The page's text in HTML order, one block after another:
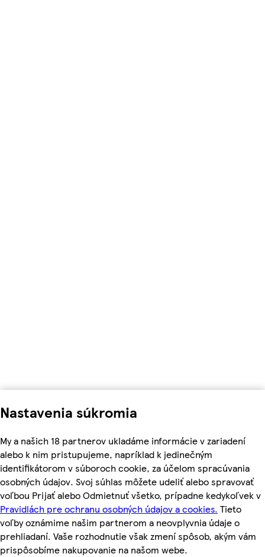
Nastavenia súkromia
My a našich 18 partnerov ukladáme informácie v zariadení
alebo k nim pristupujeme, napríklad k jedinečným
identifikátorom v súboroch cookie, za účelom spracúvania
osobných údajov. Svoj súhlas môžete udeliť alebo spravovať
voľbou Prijať alebo Odmietnuť všetko, prípadne kedykoľvek v
Pravidlách pre ochranu osobných údajov a cookies. Tieto
voľby oznámime našim partnerom a neovplyvnia údaje o
prehliadaní. Vaše rozhodnutie však zmení spôsob, akým vám
prispôsobíme nakupovanie na našom webe.